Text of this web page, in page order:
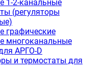
1-2-канальные
(регуляторы
графические
многоканальные
АРГО-D
и термостаты для